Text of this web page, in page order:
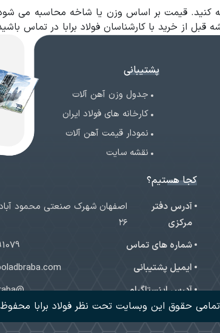
کنید. قیمت بر اساس وزن یا شاخه محاسبه می
از خرید با کارشناسان فولاد برابا در تماس
پشتیبانی
جدول وزن آهن آلات
کارخانه های فولاد ایران
نمودار قیمت آهن آلات
نقشه سایت
کجا هستیم؟
آدرس دفتر
مرکزی
اصفهان شهرک صنعتی محمود
۲۶
شماره های تماس
ایمیل پشتیبانی
آدرس اینستاگرام
@fooladbraba
تمامی حقوق این وبسایت تحت نظر فولاد برابا